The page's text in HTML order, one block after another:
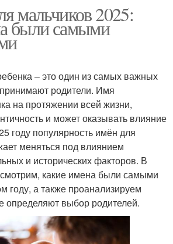
мальчиков 2025:
были самыми
– это один из самых важных
родители. Имя
на протяжении всей жизни,
и может оказывать влияние
году популярность имён для
меняться под влиянием
и исторических факторов. В
какие имена были самыми
году, а также проанализируем
определяют выбор родителей.